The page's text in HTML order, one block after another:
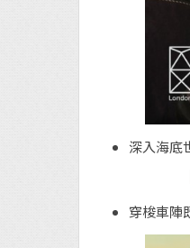
深入海底
穿梭車陣